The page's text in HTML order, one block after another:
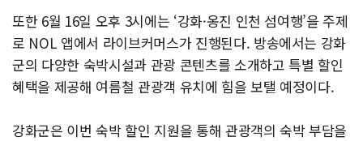
또한 6월 16일 오후 3시에는 ‘강화·옹진 인천 섬여행’을 주제
로 NOL 앱에서 라이브커머스가 진행된다. 방송에서는 강화
군의 다양한 숙박시설과 관광 콘텐츠를 소개하고 특별 할인
혜택을 제공해 여름철 관광객 유치에 힘을 보탤 예정이다.
강화군은 이번 숙박 할인 지원을 통해 관광객의 숙박 부담을